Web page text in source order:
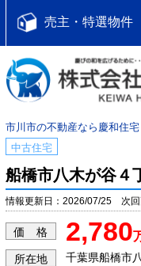
売主・特選物件
市川市の不動産なら慶和住宅
中古住宅
船橋市八木が谷
情報更新日：2026/07/25 次
価 格 2,780
所在地 千葉県船橋市